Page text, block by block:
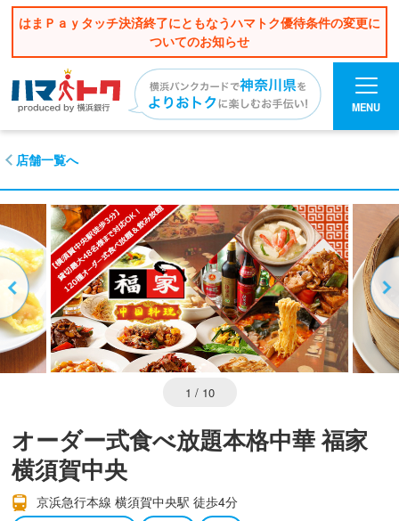
はまＰａｙタッチ決済終了にともなうハマトク優待条件の変更に
ついてのお知らせ
MENU
店舗一覧へ
1 / 10
オーダー式食べ放題本格中華 福家
横須賀中央
京浜急行本線 横須賀中央駅 徒歩4分